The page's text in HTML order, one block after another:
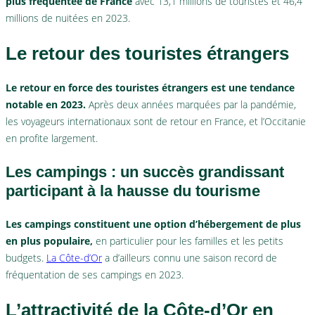
millions de nuitées en 2023.
Le retour des touristes étrangers
Le retour en force des touristes étrangers est une tendance
notable en 2023. Après deux années marquées par la pandémie,
les voyageurs internationaux sont de retour en France, et l’Occitanie
en profite largement.
Les campings : un succès grandissant
participant à la hausse du tourisme
Les campings constituent une option d’hébergement de plus
en plus populaire, en particulier pour les familles et les petits
budgets. La Côte-d’Or a d’ailleurs connu une saison record de
fréquentation de ses campings en 2023.
L’attractivité de la Côte-d’Or en